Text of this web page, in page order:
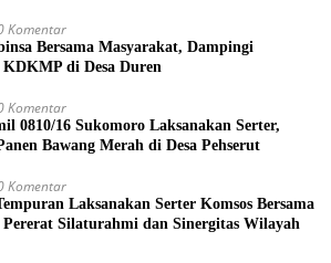
Komentar
Bersama Masyarakat, Dampingi
di Desa Duren
Komentar
0810/16 Sukomoro Laksanakan Serter,
Bawang Merah di Desa Pehserut
Komentar
Laksanakan Serter Komsos Bersama
Pererat Silaturahmi dan Sinergitas Wilayah